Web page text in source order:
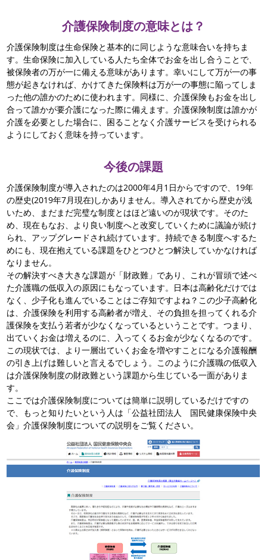
介護保険制度の意味とは？
介護保険制度は生命保険と基本的に同じような意味合いを持ちま
す。生命保険に加入している人たち全体でお金を出し合うことで、
被保険者の万が一に備える意味があります。幸いにして万が一の事
態が起きなければ、かけてきた保険料は万が一の事態に陥ってしま
った他の誰かのために使われます。同様に、介護保険もお金を出し
合って誰かが要介護になった際に備えます。介護保険制度は誰かが
介護を必要とした場合に、困ることなく介護サービスを受けられる
ようにしておく意味を持っています。
今後の課題
介護保険制度が導入されたのは2000年4月1日からですので、19年
の歴史(2019年7月現在)しかありません。導入されてから歴史が浅
いため、まだまだ完璧な制度とはほど遠いのが現状です。そのた
め、現在もなお、より良い制度へと改変していくために議論が続け
られ、アップグレードされ続けています。持続できる制度へするた
めにも、現在抱えている課題をひとつひとつ解決していかなければ
なりません。
その解決すべき大きな課題が「財政難」であり、これが冒頭で述べ
た介護職の低収入の原因にもなっています。日本は高齢化だけでは
なく、少子化も進んでいることはご存知ですよね？この少子高齢化
は、介護保険を利用する高齢者が増え、その負担を担ってくれる介
護保険を支払う若者が少なくなっているということです。つまり、
出ていくお金は増えるのに、入ってくるお金が少なくなるのです。
この現状では、より一層出ていくお金を増やすことになる介護報酬
の引き上げは難しいと言えるでしょう。このように介護職の低収入
は介護保険制度の財政難という課題から生じている一面がありま
す。
ここでは介護保険制度については簡単に説明しているだけですの
で、もっと知りたいという人は「公益社団法人 国民健康保険中央
会」介護保険制度についての説明をご覧ください。